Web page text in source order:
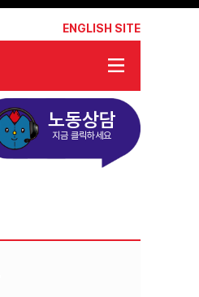
ENGLISH SITE
노동상담
지금 클릭하세요